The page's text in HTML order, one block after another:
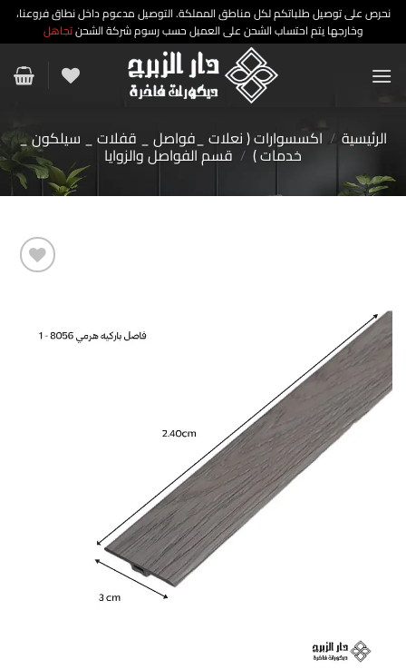
نحرص على توصيل طلباتكم لكل مناطق المملكة. التوصيل مدعوم داخل نطاق فروعنا،
وخارجها يتم احتساب الشحن على العميل حسب رسوم شركة الشحنتجاهل
للمحتوى
الرئيسية / اكسسوارات ( نعلات _فواصل _ قفلات _ سيلكون _
خدمات ) / قسم الفواصل والزوايا